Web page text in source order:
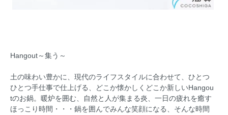
Hangout～集う～
土の味わい豊かに、現代のライフスタイルに合わせて、ひとつ
ひとつ手仕事で仕上げる、どこか懐かしくどこか新しいHangou
tのお鍋。暖炉を囲む、自然と人が集まる炎、一日の疲れを癒す
ほっこり時間・・・鍋を囲んでみんな笑顔になる、そんな時間